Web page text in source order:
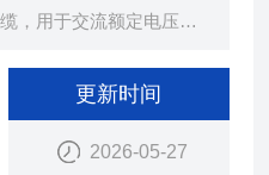
，用于交流额定电压为3
更新时间
2026-05-27